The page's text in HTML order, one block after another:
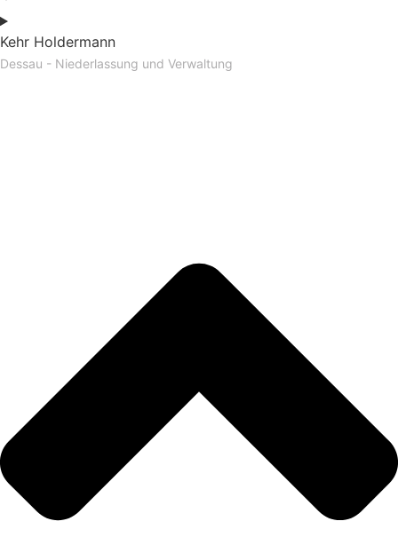
Kehr Holdermann
Dessau - Niederlassung und Verwaltung